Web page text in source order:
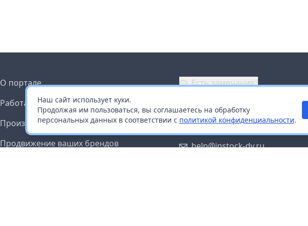
Наш сайт использует куки.
Продолжая им пользоваться, вы соглашаетесь на обработку
персональных данных в соответствии с политикой конфиденциальности.
О портале
Работа с платформой
Производителям и дистрибьюторам
Продвижение ваших брендов
Есть замечания?
Заказать звонок
help@instock-dv.ru